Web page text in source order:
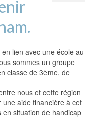
lien avec une école au
sommes un groupe
classe de 3ème, de
nous et cette région
une aide financière à cet
situation de handicap